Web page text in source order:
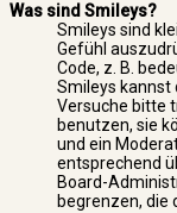
Was sind Smileys?
Smileys sind
Gefühl
Code, z. B.
Smileys kannst
Versuche bitte
benutzen, sie
und ein
entsprechend
Board-
begrenzen, die